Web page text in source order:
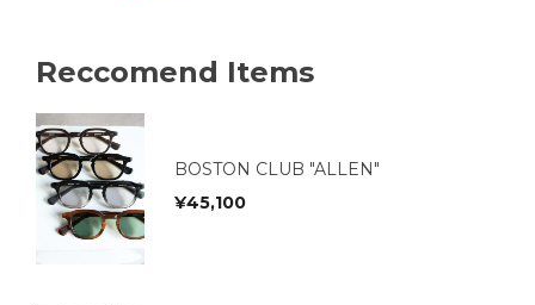
Reccomend Items
BOSTON CLUB "ALLEN"
¥45,100